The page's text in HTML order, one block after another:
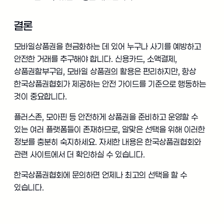
결론
모바일상품권을 현금화하는 데 있어 누구나 사기를 예방하고
안전한 거래를 추구해야 합니다. 신용카드, 소액결제,
상품권할부구입, 모바일 상품권의 활용은 편리하지만, 항상
한국상품권협회가 제공하는 안전 가이드를 기준으로 행동하는
것이 중요합니다.
플러스존, 모아핀 등 안전하게 상품권을 준비하고 운영할 수
있는 여러 플랫폼들이 존재하므로, 알맞은 선택을 위해 이러한
정보를 충분히 숙지하세요. 자세한 내용은 한국상품권협회와
관련 사이트에서 더 확인하실 수 있습니다.
한국상품권협회에 문의하면 언제나 최고의 선택을 할 수
있습니다.